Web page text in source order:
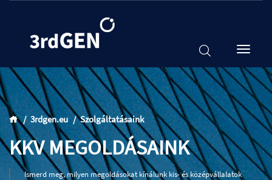
3rdgen.eu Szolgáltatásaink
KKV MEGOLDÁSAINK
Ismerd meg, milyen megoldásokat kínálunk kis- és középvállalatok